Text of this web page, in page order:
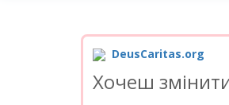
DeusCaritas.org
Хочеш